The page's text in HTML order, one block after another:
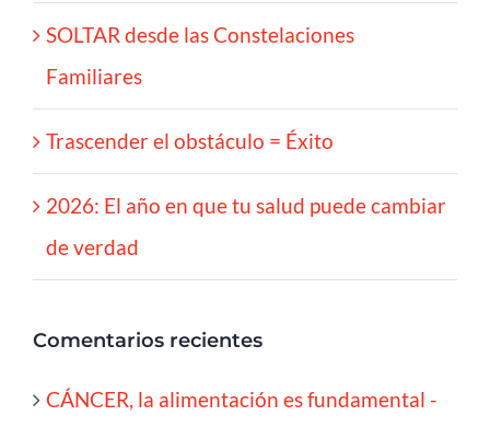
SOLTAR desde las Constelaciones
Familiares
Trascender el obstáculo = Éxito
2026: El año en que tu salud puede cambiar
de verdad
Comentarios recientes
CÁNCER, la alimentación es fundamental -